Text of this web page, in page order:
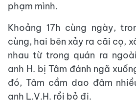
phạm mình.
Khoảng 17h cùng ngày,
cùng, hai bên xảy ra cãi cọ,
nhau từ trong quán ra
anh H. bị Tâm đánh ngã
đó, Tâm cầm dao đâm
anh L.V.H. rồi bỏ đi.